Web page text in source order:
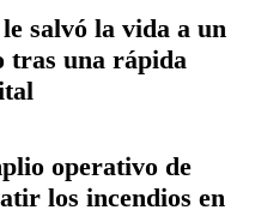
salvó la vida a un
tras una rápida
operativo de
los incendios en